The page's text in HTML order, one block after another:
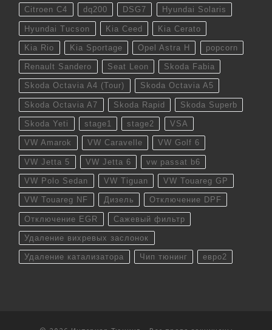
Citroen C4 dq200 DSG7 Hyundai Solaris
Hyundai Tucson Kia Ceed Kia Cerato
Kia Rio Kia Sportage Opel Astra H popcorn
Renault Sandero Seat Leon Skoda Fabia
Skoda Octavia A4 (Tour) Skoda Octavia A5
Skoda Octavia A7 Skoda Rapid Skoda Superb
Skoda Yeti stage1 stage2 VSA
VW Amarok VW Caravelle VW Golf 6
VW Jetta 5 VW Jetta 6 vw passat b6
VW Polo Sedan VW Tiguan VW Touareg GP
VW Touareg NF Дизель Отключение DPF
Отключение EGR Сажевый фильтр
Удаление вихревых заслонок
Удаление катализатора Чип тюнинг евро2